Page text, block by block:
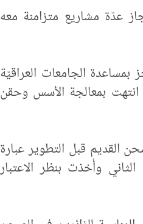
عدّة مشاريع متزامنة معه
الجامعات العراقيّة
انتهت بمعالجة الأسس وحقن
القديم قبل التطوير عبارة
وأُخذت بنظر الاعتبار